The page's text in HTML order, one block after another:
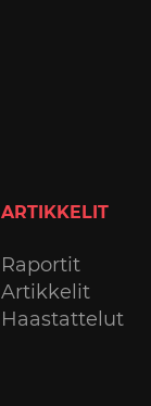
ARTIKKELIT
Raportit
Artikkelit
Haastattelut